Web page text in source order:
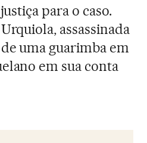
para o caso.
assassinada
uma guarimba em
em sua conta